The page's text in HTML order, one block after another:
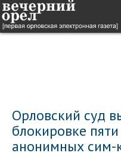
Орловский суд
блокировке
анонимных сим-